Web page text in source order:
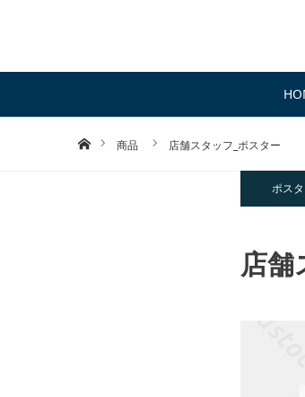
ホーム商品 店舗スタッフ_ポスター
ポス
店舗